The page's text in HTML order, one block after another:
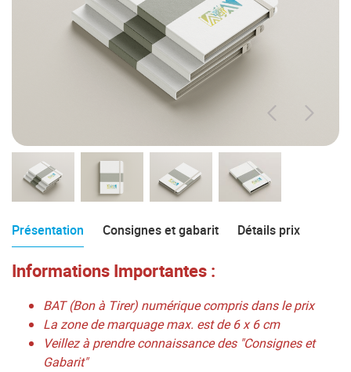
Présentation Consignes et gabarit Détails prix
Informations Importantes :
BAT (Bon à Tirer) numérique compris dans le prix
La zone de marquage max. est de 6 x 6 cm
Veillez à prendre connaissance des "Consignes et
Gabarit"